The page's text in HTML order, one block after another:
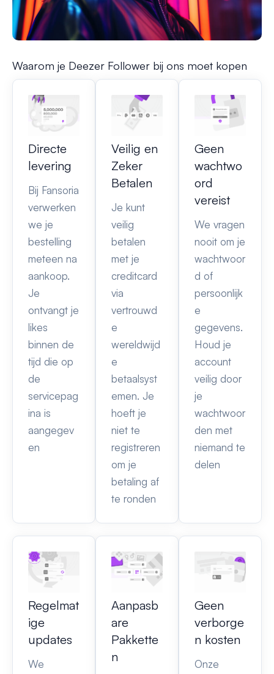
Waarom je Deezer Follower bij ons moet kopen
Directe
levering
Bij Fansoria
verwerken
we je
bestelling
meteen na
aankoop.
Je
ontvangt je
likes
binnen de
tijd die op
de
servicepag
ina is
aangegev
en
Veilig en
Zeker
Betalen
Je kunt
veilig
betalen
met je
creditcard
via
vertrouwd
e
wereldwijd
e
betaalsyst
emen. Je
hoeft je
niet te
registreren
om je
betaling af
te ronden
Geen
wachtwo
ord
vereist
We vragen
nooit om je
wachtwoor
d of
persoonlijk
e
gegevens.
Houd je
account
veilig door
je
wachtwoor
den met
niemand te
delen
Regelmat
ige
updates
We
Aanpasb
are
Pakkette
n
Geen
verborge
n kosten
Onze